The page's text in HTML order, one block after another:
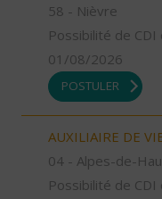
58 - Nièvre
Possibilité de CDI
01/08/2026
POSTULER
AUXILIAIRE DE
04 - Alpes-de-
Possibilité de CDI